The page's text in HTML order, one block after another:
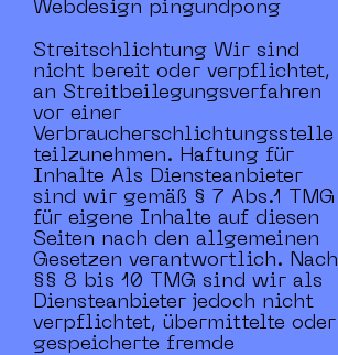
Webdesign pingundpong
Streitschlichtung Wir sind
nicht bereit oder verpflichtet,
an Streitbeilegungsverfahren
vor einer
Verbraucherschlichtungsstelle
teilzunehmen. Haftung für
Inhalte Als Diensteanbieter
sind wir gemäß § 7 Abs.1 TMG
für eigene Inhalte auf diesen
Seiten nach den allgemeinen
Gesetzen verantwortlich. Nach
§§ 8 bis 10 TMG sind wir als
Diensteanbieter jedoch nicht
verpflichtet, übermittelte oder
gespeicherte fremde